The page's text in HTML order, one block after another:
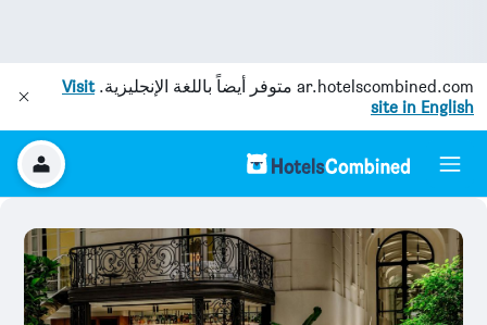
ar.hotelscombined.com متوفر أيضاً باللغة الإنجليزية.Visit
site in English